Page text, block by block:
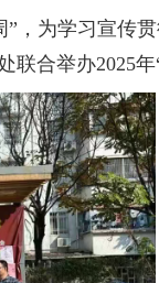
，为学习宣传
合举办2025年